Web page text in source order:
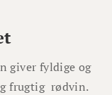
giver fyldige og
frugtig rødvin.